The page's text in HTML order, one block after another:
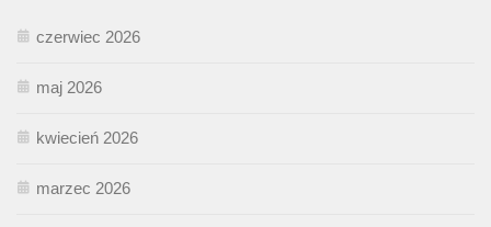
czerwiec 2026
maj 2026
kwiecień 2026
marzec 2026